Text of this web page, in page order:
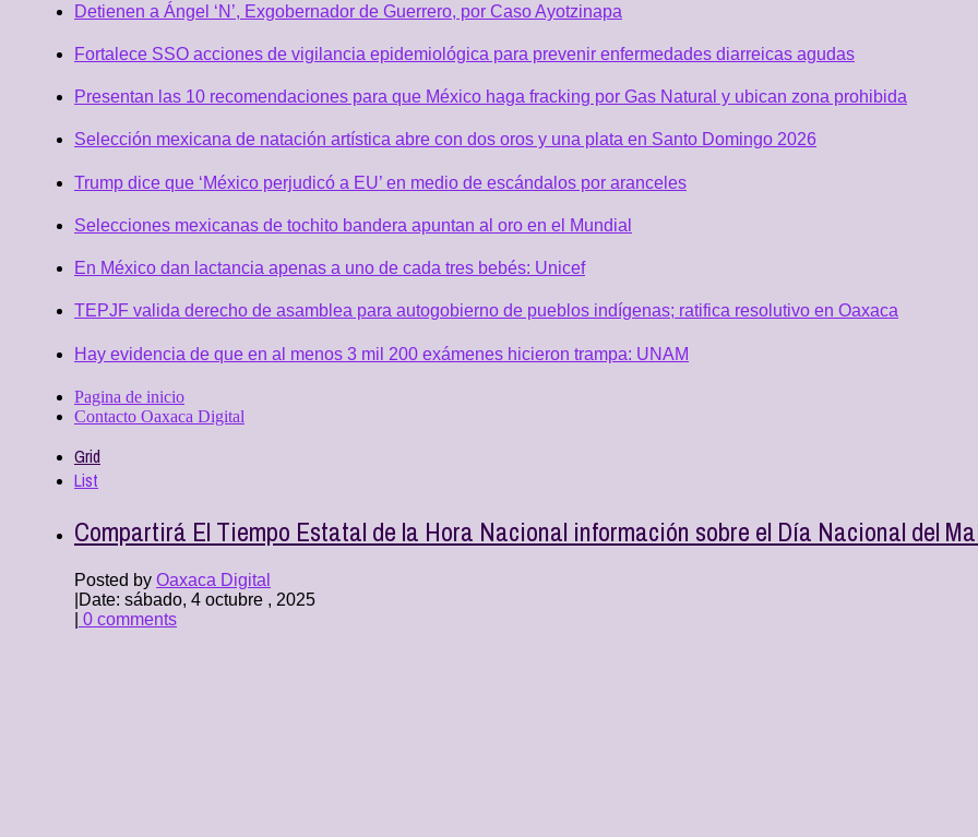
Detienen a Ángel ‘N’, Exgobernador de Guerrero, por Caso Ayotzinapa
Fortalece SSO acciones de vigilancia epidemiológica para prevenir enfermedades diarreicas agudas
Presentan las 10 recomendaciones para que México haga fracking por Gas Natural y ubican zona prohibida
Selección mexicana de natación artística abre con dos oros y una plata en Santo Domingo 2026
Trump dice que ‘México perjudicó a EU’ en medio de escándalos por aranceles
Selecciones mexicanas de tochito bandera apuntan al oro en el Mundial
En México dan lactancia apenas a uno de cada tres bebés: Unicef
TEPJF valida derecho de asamblea para autogobierno de pueblos indígenas; ratifica resolutivo en Oaxaca
Hay evidencia de que en al menos 3 mil 200 exámenes hicieron trampa: UNAM
Pagina de inicio
Contacto Oaxaca Digital
Grid
List
Compartirá El Tiempo Estatal de la Hora Nacional información sobre el Día Nacional del
Posted by Oaxaca Digital
Date: sábado, 4 octubre , 2025
0 comments